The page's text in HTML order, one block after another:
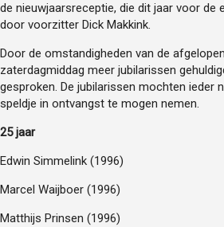
de nieuwjaarsreceptie, die dit jaar voor de
door voorzitter Dick Makkink.
Door de omstandigheden van de
zaterdagmiddag meer jubilarissen
gesproken. De jubilarissen mochten ieder
speldje in ontvangst te mogen nemen.
25 jaar
Edwin Simmelink (1996)
Marcel Waijboer (1996)
Matthijs Prinsen (1996)